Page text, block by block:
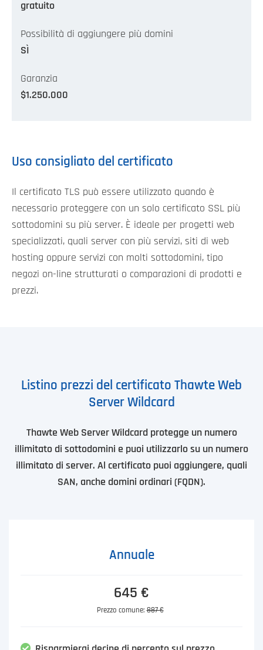
gratuito
Possibilità di aggiungere più domini
SÌ
Garanzia
$1.250.000
Uso consigliato del certificato
Il certificato TLS può essere utilizzato quando è
necessario proteggere con un solo certificato SSL più
sottodomini su più server. È ideale per progetti web
specializzati, quali server con più servizi, siti di web
hosting oppure servizi con molti sottodomini, tipo
negozi on-line strutturati o comparazioni di prodotti e
prezzi.
Listino prezzi del certificato Thawte Web
Server Wildcard
Thawte Web Server Wildcard protegge un numero
illimitato di sottodomini e puoi utilizzarlo su un numero
illimitato di server. Al certificato puoi aggiungere, quali
SAN, anche domini ordinari (FQDN).
Annuale
645 €
Prezzo comune:887 €